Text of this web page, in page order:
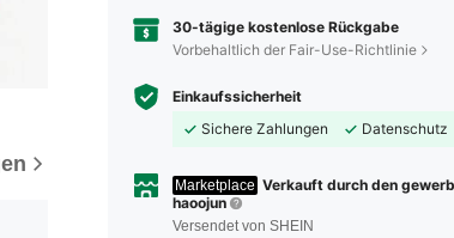
30-tägige kostenlose Rückgabe
Vorbehaltlich der Fair-Use-Richtlinie
Einkaufssicherheit
Sichere Zahlungen
Datenschutz
Marketplace Verkauft durch den
haoojun
Versendet von SHEIN